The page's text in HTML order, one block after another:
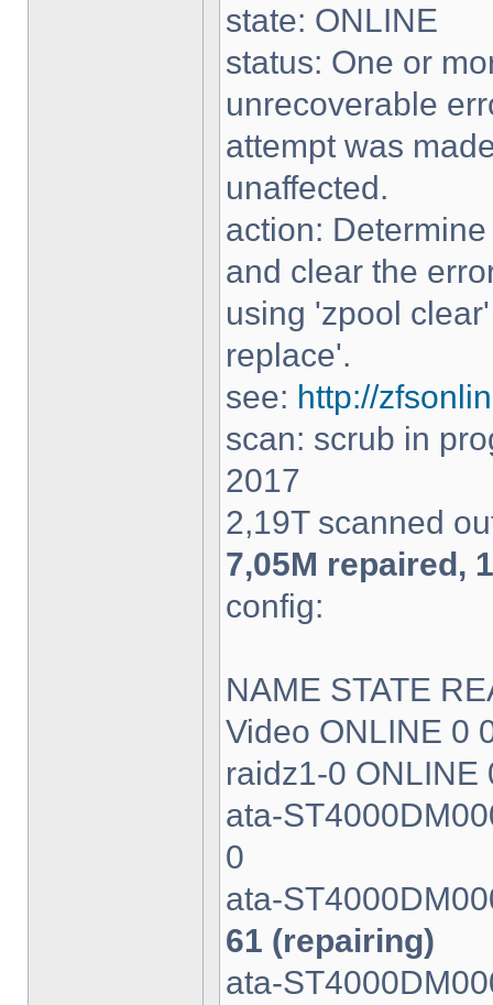
state: ONLINE
status: One or
unrecoverable
attempt was
unaffected.
action:
and clear the
using 'zpool
replace'.
see: http://
scan: scrub in
2017
2,19T scanned
7,05M repaired,
config:
NAME STATE
Video ONLINE 0
raidz1-0 ONLINE
ata-
0
ata-
61 (repairing)
ata-